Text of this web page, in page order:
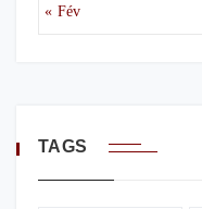
« Fév
TAGS